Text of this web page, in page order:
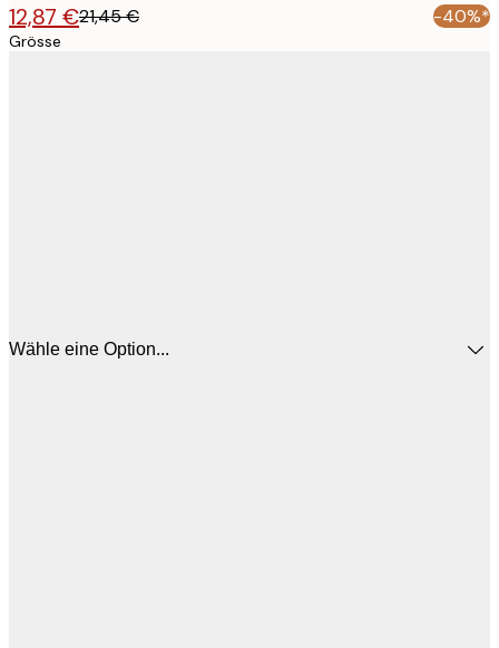
12,87 €21,45 € -40%*
Grösse
Wähle eine Option...